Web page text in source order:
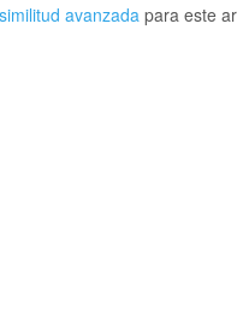
avanzada para este